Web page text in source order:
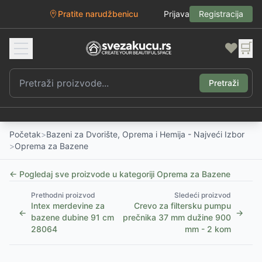
Pratite narudžbenicu Prijava Registracija
❤️ 🛒
Pretraži
Početak>Bazeni za Dvorište, Oprema i Hemija - Najveći Izbor
>Oprema za Bazene
← Pogledaj sve proizvode u kategoriji Oprema za Bazene
←
Prethodni proizvod
Intex merdevine za
bazene dubine 91 cm
28064
Sledeći proizvod
Crevo za filtersku pumpu
prečnika 37 mm dužine 900
mm - 2 kom
→